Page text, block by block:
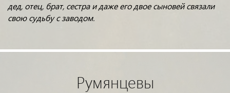
дед, отец, брат, сестра и даже его двое сыновей связали
свою судьбу с заводом.
Румянцевы